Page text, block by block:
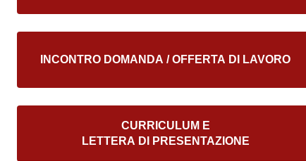
INCONTRO DOMANDA / OFFERTA DI LAVORO
CURRICULUM E
LETTERA DI PRESENTAZIONE